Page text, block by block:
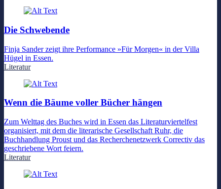
Die Schwebende
Finja Sander zeigt ihre Performance »Für Morgen« in der Villa
Hügel in Essen.
Literatur
Wenn die Bäume voller Bücher hängen
Zum Welttag des Buches wird in Essen das Literaturviertelfest
organisiert, mit dem die literarische Gesellschaft Ruhr, die
Buchhandlung Proust und das Recherchenetzwerk Correctiv das
geschriebene Wort feiern.
Literatur